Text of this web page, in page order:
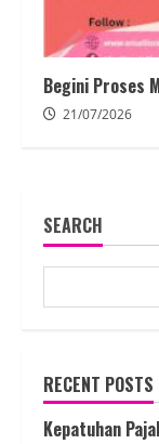
Begini Proses
21/07/2026
SEARCH
RECENT POSTS
Kepatuhan